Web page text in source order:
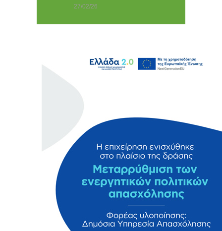
27/02/26